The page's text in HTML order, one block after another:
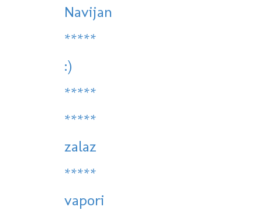
Navijan
*****
:)
*****
*****
zalaz
*****
vapori